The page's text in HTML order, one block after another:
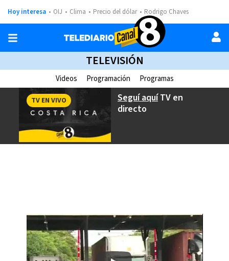
Hoy interesa OIJ Clima Precio del dólar Rodrigo Chaves
TELEVISIÓN
Videos Programación Programas
Seguí aquíTV en
directo
TV EN VIVO